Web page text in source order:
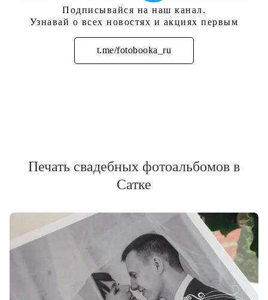
Подписывайся на наш канал.
Узнавай о всех новостях и акциях первым
t.me/fotobooka_ru
Подписаться
Печать свадебных фотоальбомов в
Сатке